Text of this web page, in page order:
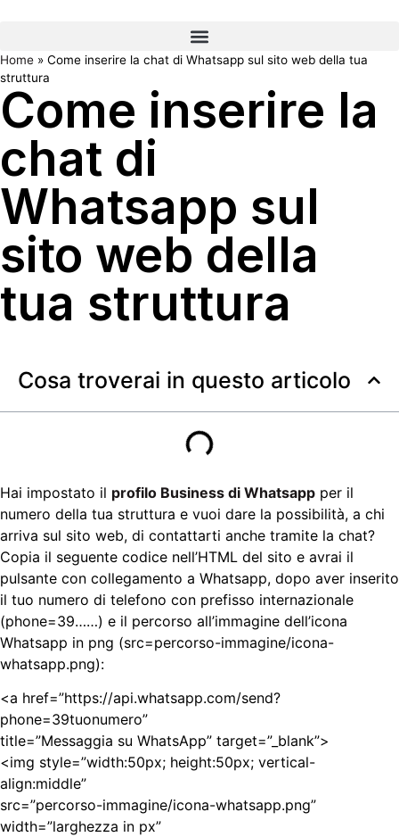
Home » Come inserire la chat di Whatsapp sul sito web della tua
struttura
Come inserire la
chat di
Whatsapp sul
sito web della
tua struttura
Cosa troverai in questo articolo
Hai impostato il profilo Business di Whatsapp per il
numero della tua struttura e vuoi dare la possibilità, a chi
arriva sul sito web, di contattarti anche tramite la chat?
Copia il seguente codice nell’HTML del sito e avrai il
pulsante con collegamento a Whatsapp, dopo aver inserito
il tuo numero di telefono con prefisso internazionale
(phone=39……) e il percorso all’immagine dell’icona
Whatsapp in png (src=percorso-immagine/icona-
whatsapp.png):
<a href=”https://api.whatsapp.com/send?
phone=39tuonumero”
title=”Messaggia su WhatsApp” target=”_blank”>
<img style=”width:50px; height:50px; vertical-
align:middle”
src=”percorso-immagine/icona-whatsapp.png”
width=”larghezza in px”